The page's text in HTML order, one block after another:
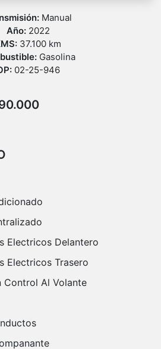
Manual
Año: 2022
37.100 km
Gasolina
02-25-946
Electricos Delantero
Electricos Trasero
Control Al Volante